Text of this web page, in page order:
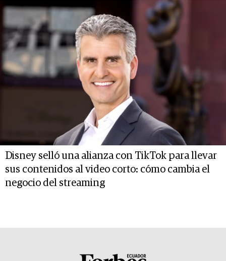
Disney selló una alianza con TikTok para llevar
sus contenidos al video corto: cómo cambia el
negocio del streaming